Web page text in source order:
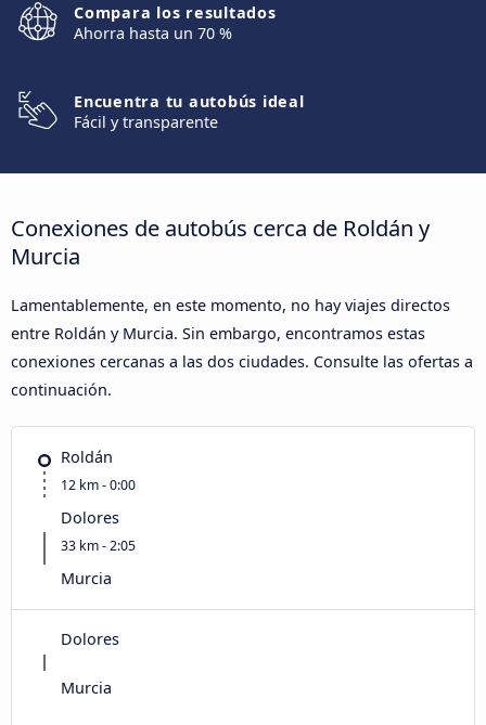
Compara los resultados
Ahorra hasta un 70 %
Encuentra tu autobús ideal
Fácil y transparente
Conexiones de autobús cerca de Roldán y
Murcia
Lamentablemente, en este momento, no hay viajes directos
entre Roldán y Murcia. Sin embargo, encontramos estas
conexiones cercanas a las dos ciudades. Consulte las ofertas a
continuación.
Roldán
12 km - 0:00
Dolores
33 km - 2:05
Murcia
Dolores
Murcia